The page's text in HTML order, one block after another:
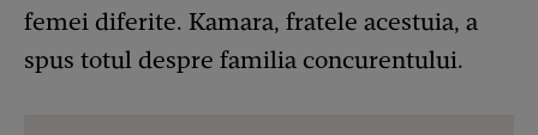
femei diferite. Kamara, fratele acestuia, a
spus totul despre familia concurentului.